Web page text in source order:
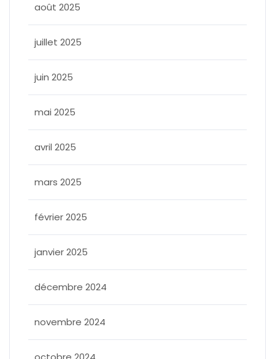
août 2025
juillet 2025
juin 2025
mai 2025
avril 2025
mars 2025
février 2025
janvier 2025
décembre 2024
novembre 2024